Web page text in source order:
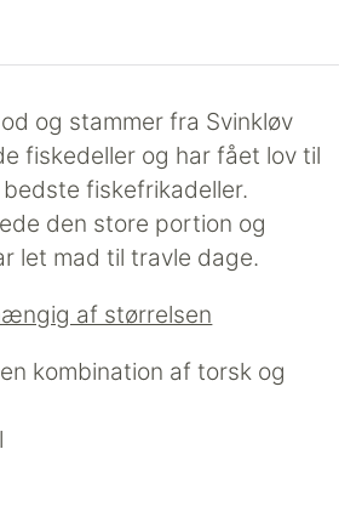
og stammer fra Svinkløv
fiskedeller og har fået lov til
fiskefrikadeller.
den store portion og
let mad til travle dage.
af størrelsen
kombination af torsk og